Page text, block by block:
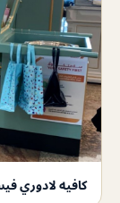
كافيه لادوري